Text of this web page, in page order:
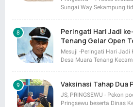
Sungai Way Sekampung
Peringati Hari Jadi
Tenang Gelar Open
Mesuji -Peringati Hari Jadi
Desa Muara Tenang
Vaksinasi Tahap Dua
JS, PRINGSEWU - Pekon
Pringsewu beserta Dinas